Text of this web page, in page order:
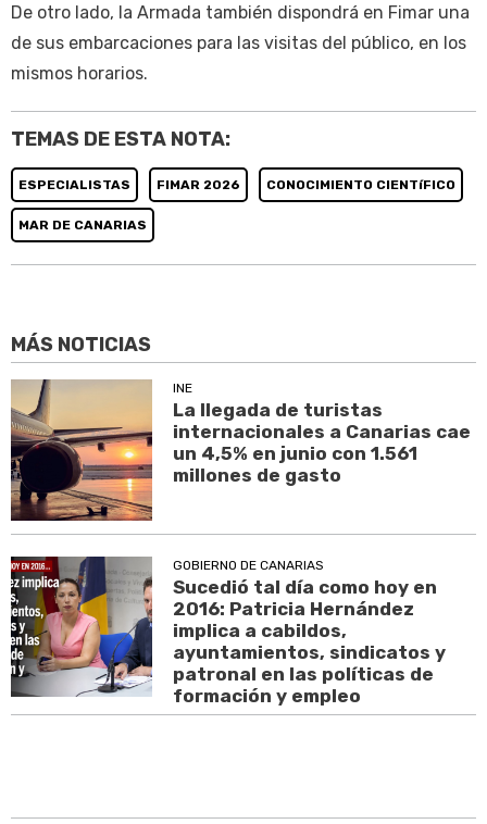
De otro lado, la Armada también dispondrá en Fimar una
de sus embarcaciones para las visitas del público, en los
mismos horarios.
TEMAS DE ESTA NOTA:
ESPECIALISTAS FIMAR 2026 CONOCIMIENTO CIENTíFICO
MAR DE CANARIAS
MÁS NOTICIAS
INE
La llegada de turistas
internacionales a Canarias cae
un 4,5% en junio con 1.561
millones de gasto
GOBIERNO DE CANARIAS
Sucedió tal día como hoy en
2016: Patricia Hernández
implica a cabildos,
ayuntamientos, sindicatos y
patronal en las políticas de
formación y empleo